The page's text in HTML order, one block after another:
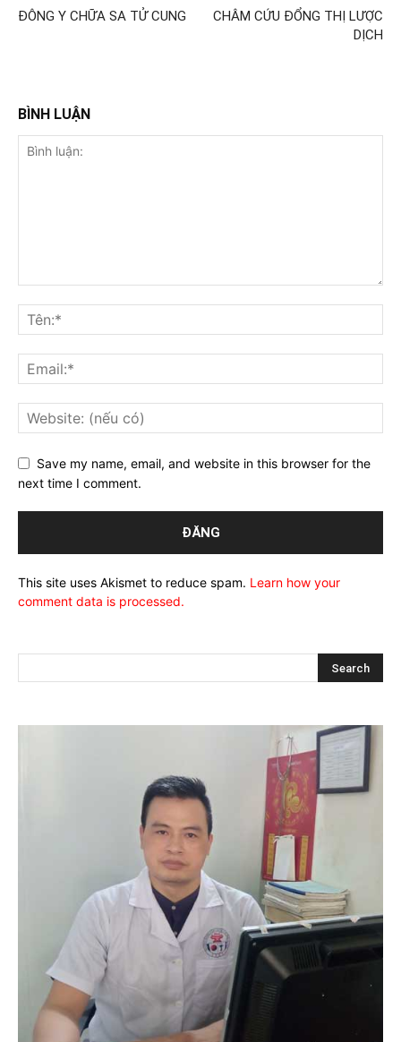
ĐÔNG Y CHỮA SA TỬ CUNG
CHÂM CỨU ĐỔNG THỊ LƯỢC
DỊCH
BÌNH LUẬN
Save my name, email, and website in this browser for the
next time I comment.
This site uses Akismet to reduce spam. Learn how your
comment data is processed.